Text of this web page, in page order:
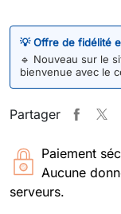
💡 Offre de fidélité
🔹 Nouveau sur le
bienvenue avec le
Partager
Paiement
Aucune
serveurs.